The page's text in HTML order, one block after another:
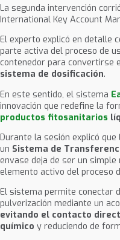
La segunda intervención
International Key Account
El experto explicó en detalle
parte activa del proceso de
contenedor para convertirse
sistema de dosificación.
En este sentido, el sistema
innovación que redefine la
productos fitosanitarios
Durante la sesión explicó
un Sistema de
envase deja de ser un
elemento activo del proceso
El sistema permite conectar
pulverización mediante un
evitando el contacto
químico y reduciendo de